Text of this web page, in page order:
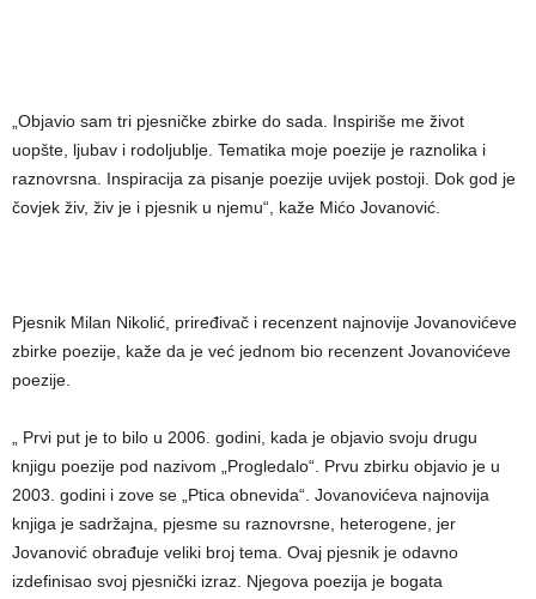
„Objavio sam tri pjesničke zbirke do sada. Inspiriše me život
uopšte, ljubav i rodoljublje. Tematika moje poezije je raznolika i
raznovrsna. Inspiracija za pisanje poezije uvijek postoji. Dok god je
čovjek živ, živ je i pjesnik u njemu“, kaže Mićo Jovanović.
Pjesnik Milan Nikolić, priređivač i recenzent najnovije Jovanovićeve
zbirke poezije, kaže da je već jednom bio recenzent Jovanovićeve
poezije.
„ Prvi put je to bilo u 2006. godini, kada je objavio svoju drugu
knjigu poezije pod nazivom „Progledalo“. Prvu zbirku objavio je u
2003. godini i zove se „Ptica obnevida“. Jovanovićeva najnovija
knjiga je sadržajna, pjesme su raznovrsne, heterogene, jer
Jovanović obrađuje veliki broj tema. Ovaj pjesnik je odavno
izdefinisao svoj pjesnički izraz. Njegova poezija je bogata